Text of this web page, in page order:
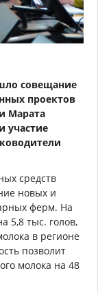
совещание
проектов
Марата
участие
средств
новых и
ферм. На
5,8 тыс. голов,
в регионе
позволит
молока на 48